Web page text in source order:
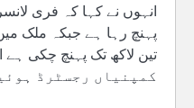
انہوں نے کہا کہ فری
پہنچ رہا ہے جبکہ ملک
کمپنیاں رجسٹرڈ